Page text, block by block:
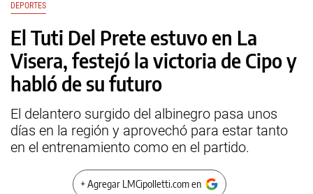
DEPORTES
El Tuti Del Prete estuvo en La
Visera, festejó la victoria de Cipo y
habló de su futuro
El delantero surgido del albinegro pasa unos
días en la región y aprovechó para estar tanto
en el entrenamiento como en el partido.
+ Agregar LMCipolletti.com en